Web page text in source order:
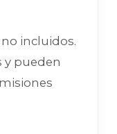
incluidos.
y pueden